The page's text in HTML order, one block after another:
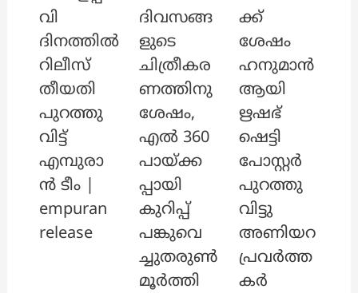
വി
ദിനത്തിൽ
റിലീസ്
തീയതി
പുറത്തു
വിട്ട്
എമ്പുരാ
ൻ ടീം |
empuran
release
ദിവസങ്ങ
ളുടെ
ചിത്രീകര
ണത്തിനു
ശേഷം,
എൽ 360
പായ്ക്ക
പ്പായി
കുറിപ്പ്
പങ്കുവെ
ച്ചുതരുൺ
മൂർത്തി
ക്ക്
ശേഷം
ഹനുമാൻ
ആയി
ഋഷഭ്
ഷെട്ടി
പോസ്റ്റർ
പുറത്തു
വിട്ടു
അണിയറ
പ്രവർത്ത
കർ